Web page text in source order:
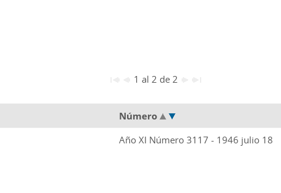
1 al 2 de 2
Número
Año XI Número 3117 - 1946 julio 18